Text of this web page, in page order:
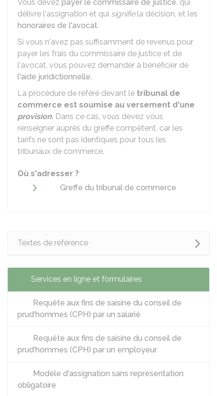
Vous devez payer le commissaire de justice, qui
délivre l'assignation et qui signifiela décision, et les
honoraires de l'avocat.
Si vous n'avez pas suffisamment de revenus pour
payer les frais du commissaire de justice et de
l'avocat, vous pouvez demander à bénéficier de
l'aide juridictionnelle.
La procédure de référé devant le tribunal de
commerce est soumise au versement d'une
provision. Dans ce cas, vous devez vous
renseigner auprès du greffe compétent, car les
tarifs ne sont pas identiques pour tous les
tribunaux de commerce.
Où s'adresser ?
Greffe du tribunal de commerce
Textes de référence
Services en ligne et formulaires
Requête aux fins de saisine du conseil de
prud'hommes (CPH) par un salarié
Requête aux fins de saisine du conseil de
prud'hommes (CPH) par un employeur
Modèle d'assignation sans représentation
obligatoire